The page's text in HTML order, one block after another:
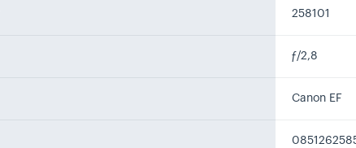
258101
ƒ/2,8
Canon EF